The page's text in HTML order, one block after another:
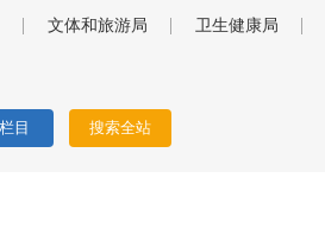
文体和旅游局 卫生健康局